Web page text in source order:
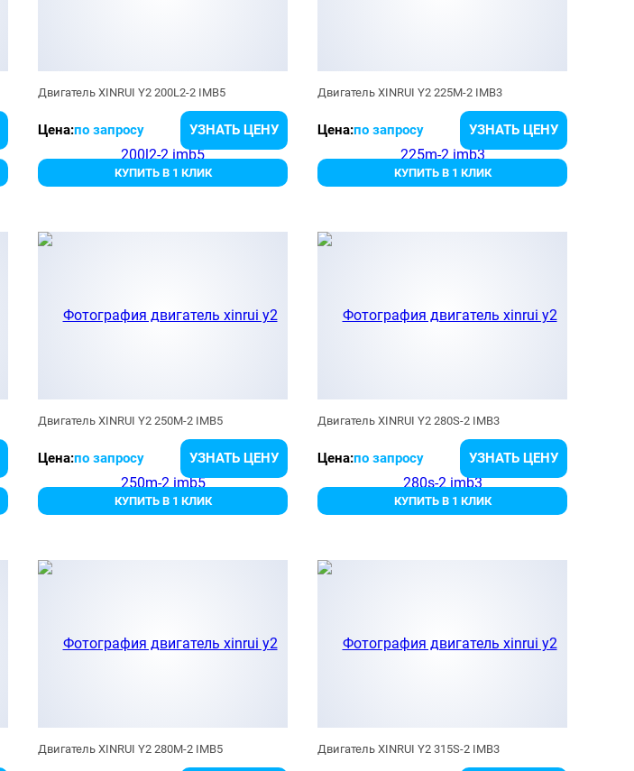
Двигатель XINRUI Y2 200L2-2 IMB5
Цена:по запросу УЗНАТЬ ЦЕНУ
КУПИТЬ В 1 КЛИК
Двигатель XINRUI Y2 225M-2 IMB3
Цена:по запросу УЗНАТЬ ЦЕНУ
КУПИТЬ В 1 КЛИК
Двигатель XINRUI Y2 250M-2 IMB5
Цена:по запросу УЗНАТЬ ЦЕНУ
КУПИТЬ В 1 КЛИК
Двигатель XINRUI Y2 280S-2 IMB3
Цена:по запросу УЗНАТЬ ЦЕНУ
КУПИТЬ В 1 КЛИК
Двигатель XINRUI Y2 280M-2 IMB5 Двигатель XINRUI Y2 315S-2 IMB3